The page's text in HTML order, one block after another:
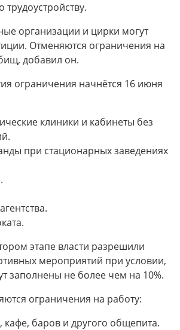
трудоустройству.
организации и цирки могут
Отменяются ограничения на
добавил он.
ограничения начнётся 16 июня
клиники и кабинеты без
при стационарных заведениях
этапе власти разрешили
мероприятий при условии,
заполнены не более чем на 10%.
ограничения на работу:
кафе, баров и другого общепита.